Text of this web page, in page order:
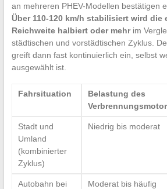
an mehreren PHEV-Modellen bestätigen
Über 110-120 km/h stabilisiert wird die
Reichweite halbiert oder mehrim
städtischen und vorstädtischen Zyklus.
greift dann fast kontinuierlich ein, selbst
ausgewählt ist.
Fahrsituation
Belastung des
Stadt und
Umland
(kombinierter
Zyklus)
Niedrig bis moderat
Autobahn bei
Moderat bis häufig